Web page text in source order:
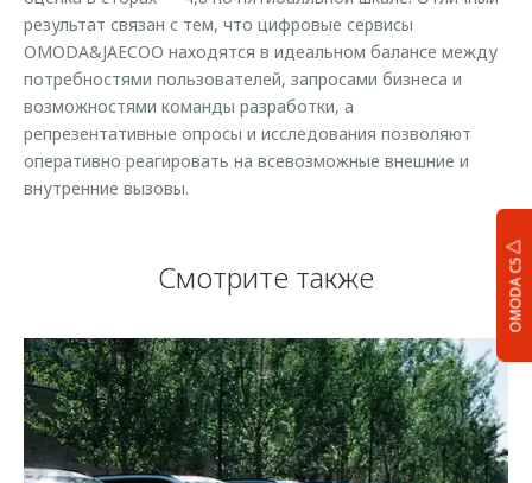
OMODA C5
результат связан с тем, что цифровые сервисы
OMODA&JAECOO находятся в идеальном балансе между
потребностями пользователей, запросами бизнеса и
возможностями команды разработки, а
репрезентативные опросы и исследования позволяют
оперативно реагировать на всевозможные внешние и
внутренние вызовы.
Смотрите также